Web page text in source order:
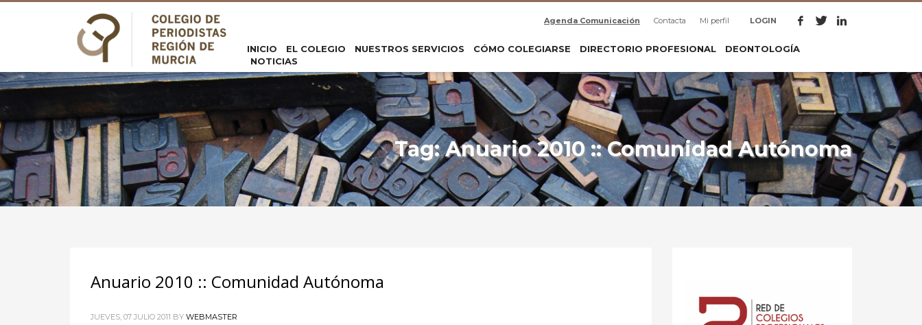
Agenda Comunicación Contacta Mi perfil LOGIN
INICIO EL COLEGIO NUESTROS SERVICIOS CÓMO COLEGIARSE DIRECTORIO PROFESIONAL
DEONTOLOGÍA
NOTICIAS
Tag: Anuario 2010 :: Comunidad Autónoma
Anuario 2010 :: Comunidad Autónoma
JUEVES, 07 JULIO 2011 BY WEBMASTER